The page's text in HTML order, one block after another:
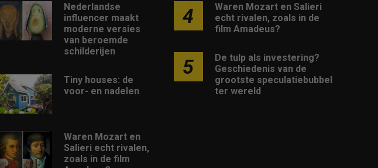
Nederlandse
influencer maakt
moderne versies
van beroemde
schilderijen
Tiny houses: de
voor- en nadelen
Waren Mozart en
Salieri echt rivalen,
zoals in de film
4
Waren Mozart en Salieri
echt rivalen, zoals in de
film Amadeus?
5
De tulp als investering?
Geschiedenis van de
grootste speculatiebubbel
ter wereld